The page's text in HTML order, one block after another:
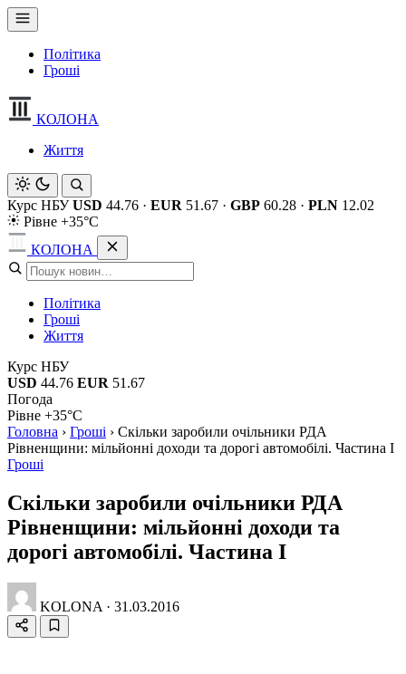
Політика
Гроші
КОЛОНА
Життя
Курс НБУ USD 44.76 · EUR 51.67 · GBP 60.28 · PLN 12.02
Рівне +35°C
КОЛОНА
Політика
Гроші
Життя
Курс НБУ
USD 44.76 EUR 51.67
Погода
Рівне +35°C
Головна › Гроші › Скільки заробили очільники РДА
Рівненщини: мільйонні доходи та дорогі автомобілі. Частина І
Гроші
Скільки заробили очільники РДА
Рівненщини: мільйонні доходи та
дорогі автомобілі. Частина І
KOLONA · 31.03.2016